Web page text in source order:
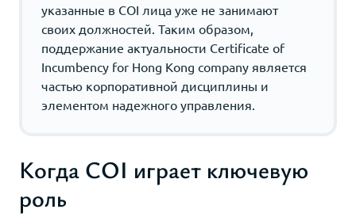
указанные в COI лица уже не занимают
своих должностей. Таким образом,
поддержание актуальности Certificate of
Incumbency for Hong Kong company является
частью корпоративной дисциплины и
элементом надежного управления.
Когда COI играет ключевую
роль